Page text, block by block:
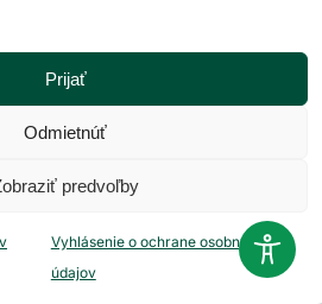
Prijať
Odmietnúť
predvoľby
Vyhlásenie o ochrane osobných
údajov
2416 (Ružomberok – Liptovská
(Černová – Bystrá dolina –
(Černová – Ľubochnianska
033 (Ružomberok – Vlkolínec –